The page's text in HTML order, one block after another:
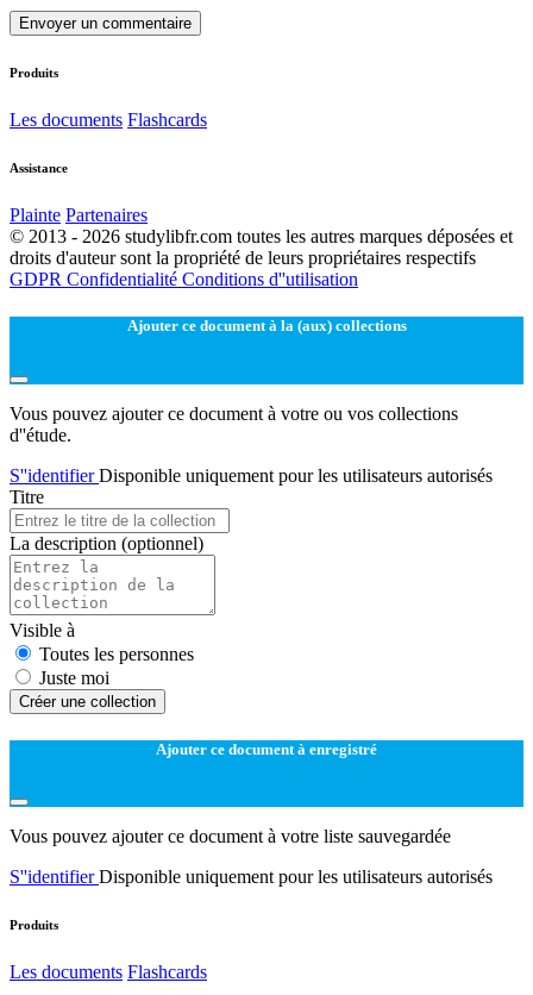
Envoyer un commentaire
Produits
Les documents Flashcards
Assistance
Plainte Partenaires
© 2013 - 2026 studylibfr.com toutes les autres marques déposées et
droits d'auteur sont la propriété de leurs propriétaires respectifs
GDPR Confidentialité Conditions d''utilisation
Ajouter ce document à la (aux) collections
Vous pouvez ajouter ce document à votre ou vos collections
d''étude.
S''identifierDisponible uniquement pour les utilisateurs autorisés
Titre
La description (optionnel)
Visible à
Toutes les personnes
Juste moi
Créer une collection
Ajouter ce document à enregistré
Vous pouvez ajouter ce document à votre liste sauvegardée
S''identifierDisponible uniquement pour les utilisateurs autorisés
Produits
Les documents Flashcards